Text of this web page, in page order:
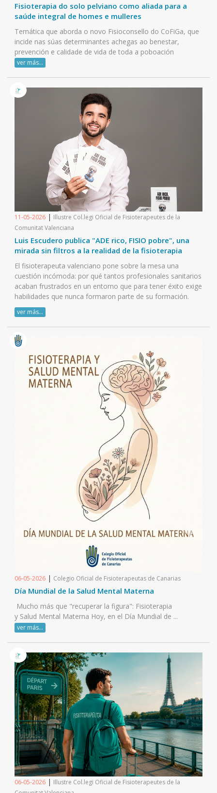
Fisioterapia do solo pelviano como aliada para a
saúde integral de homes e mulleres
Temática que aborda o novo Fisioconsello do CoFiGa, que
incide nas súas determinantes achegas ao benestar,
prevención e calidade de vida de toda a poboación
ver más...
11-05-2026 | Illustre Col.legi Oficial de Fisioterapeutes de la
Comunitat Valenciana
Luis Escudero publica "ADE rico, FISIO pobre", una
mirada sin filtros a la realidad de la fisioterapia
El fisioterapeuta valenciano pone sobre la mesa una
cuestión incómoda: por qué tantos profesionales sanitarios
acaban frustrados en un entorno que para tener éxito exige
habilidades que nunca formaron parte de su formación.
ver más...
06-05-2026 | Colegio Oficial de Fisioterapeutas de Canarias
Día Mundial de la Salud Mental Materna
Mucho más que "recuperar la figura": Fisioterapia
y Salud Mental Materna Hoy, en el Día Mundial de ...
ver más...
06-05-2026 | Illustre Col.legi Oficial de Fisioterapeutes de la